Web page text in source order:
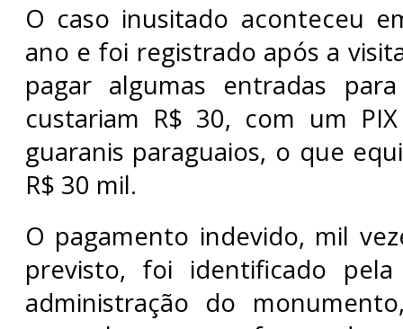
O caso inusitado aconteceu
ano e foi registrado após a
pagar algumas entradas
custariam R$ 30, com um
guaranis paraguaios, o que
R$ 30 mil.
O pagamento indevido, mil
previsto, foi identificado
administração do